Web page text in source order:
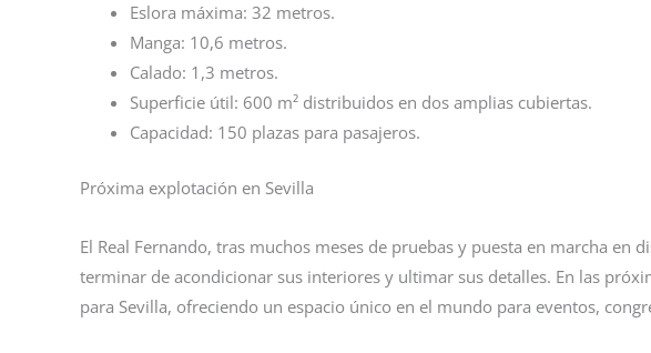
Eslora máxima: 32 metros.
Manga: 10,6 metros.
Calado: 1,3 metros.
Superficie útil: 600 m² distribuidos en dos amplias cubiertas.
Capacidad: 150 plazas para pasajeros.
Próxima explotación en Sevilla
El Real Fernando, tras muchos meses de pruebas y puesta en marcha
terminar de acondicionar sus interiores y ultimar sus detalles. En las
para Sevilla, ofreciendo un espacio único en el mundo para eventos,